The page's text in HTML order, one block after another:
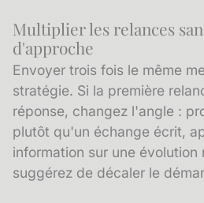
Multiplier les relances
d'approche
Envoyer trois fois le même
stratégie. Si la première
réponse, changez l'angle :
plutôt qu'un échange écrit,
information sur une évolution
suggérez de décaler le